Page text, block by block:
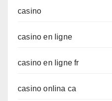
casino
casino en ligne
casino en ligne fr
casino onlina ca